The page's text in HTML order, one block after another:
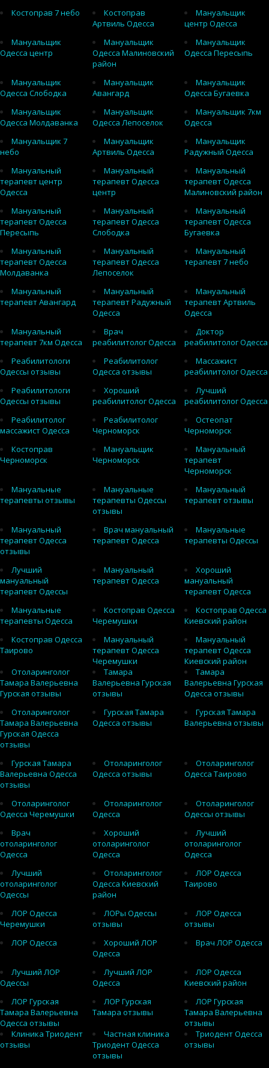
Костоправ 7 небо
Костоправ
Артвиль Одесса
Мануальщик
центр Одесса
Мануальщик
Одесса центр
Мануальщик
Одесса Малиновский
район
Мануальщик
Одесса Пересыпь
Мануальщик
Одесса Слободка
Мануальщик
Авангард
Мануальщик
Одесса Бугаевка
Мануальщик
Одесса Молдаванка
Мануальщик
Одесса Лепоселок
Мануальщик 7км
Одесса
Мануальщик 7
небо
Мануальщик
Артвиль Одесса
Мануальщик
Радужный Одесса
Мануальный
терапевт центр
Одесса
Мануальный
терапевт Одесса
центр
Мануальный
терапевт Одесса
Малиновский район
Мануальный
терапевт Одесса
Пересыпь
Мануальный
терапевт Одесса
Слободка
Мануальный
терапевт Одесса
Бугаевка
Мануальный
терапевт Одесса
Молдаванка
Мануальный
терапевт Одесса
Лепоселок
Мануальный
терапевт 7 небо
Мануальный
терапевт Авангард
Мануальный
терапевт Радужный
Одесса
Мануальный
терапевт Артвиль
Одесса
Мануальный
терапевт 7км Одесса
Врач
реабилитолог Одесса
Доктор
реабилитолог Одесса
Реабилитологи
Одессы отзывы
Реабилитолог
Одесса отзывы
Массажист
реабилитолог Одесса
Реабилитологи
Одессы отзывы
Хороший
реабилитолог Одесса
Лучший
реабилитолог Одесса
Реабилитолог
массажист Одесса
Реабилитолог
Черноморск
Остеопат
Черноморск
Костоправ
Черноморск
Мануальщик
Черноморск
Мануальный
терапевт
Черноморск
Мануальные
терапевты отзывы
Мануальные
терапевты Одессы
отзывы
Мануальный
терапевт отзывы
Мануальный
терапевт Одесса
отзывы
Врач мануальный
терапевт Одесса
Мануальные
терапевты Одессы
Лучший
мануальный
терапевт Одессы
Мануальный
терапевт Одесса
Хороший
мануальный
терапевт Одесса
Мануальные
терапевты Одесса
Костоправ Одесса
Черемушки
Костоправ Одесса
Киевский район
Костоправ Одесса
Таирово
Мануальный
терапевт Одесса
Черемушки
Мануальный
терапевт Одесса
Киевский район
Отоларинголог
Тамара Валерьевна
Гурская отзывы
Тамара
Валерьевна Гурская
отзывы
Тамара
Валерьевна Гурская
Одесса отзывы
Отоларинголог
Тамара Валерьевна
Гурская Одесса
отзывы
Гурская Тамара
Одесса отзывы
Гурская Тамара
Валерьевна отзывы
Гурская Тамара
Валерьевна Одесса
отзывы
Отоларинголог
Одесса отзывы
Отоларинголог
Одесса Таирово
Отоларинголог
Одесса Черемушки
Отоларинголог
Одесса
Отоларинголог
Одессы отзывы
Врач
отоларинголог
Одесса
Хороший
отоларинголог
Одесса
Лучший
отоларинголог
Одесса
Лучший
отоларинголог
Одессы
Отоларинголог
Одесса Киевский
район
ЛОР Одесса
Таирово
ЛОР Одесса
Черемушки
ЛОРы Одессы
отзывы
ЛОР Одесса
отзывы
ЛОР Одесса
Хороший ЛОР
Одесса
Врач ЛОР Одесса
Лучший ЛОР
Одессы
Лучший ЛОР
Одесса
ЛОР Одесса
Киевский район
ЛОР Гурская
Тамара Валерьевна
Одесса отзывы
ЛОР Гурская
Тамара отзывы
ЛОР Гурская
Тамара Валерьевна
отзывы
Клиника Триодент
отзывы
Частная клиника
Триодент Одесса
отзывы
Триодент Одесса
отзывы